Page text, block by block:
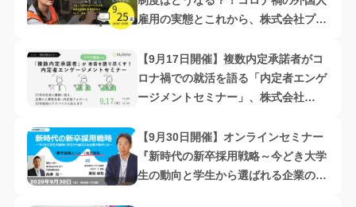
雇用の実態とこれから、株式会社プロ
【9月17日開催】複数内定承諾者がコ
ロナ禍での就活を語る「内定者エンゲ
ージメントセミナー」、株式会社
【9月30日開催】オンラインセミナー
『新時代の新卒採用戦略～今どき大学
生の動向と学生から選ばれる企業の条